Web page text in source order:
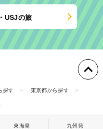
USJの旅
探す 東京都から探す
東海発 九州発